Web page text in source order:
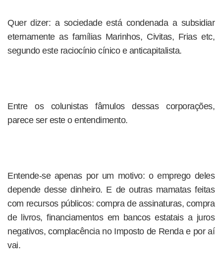
Quer dizer: a sociedade está condenada a subsidiar
eternamente as famílias Marinhos, Civitas, Frias etc,
segundo este raciocínio cínico e anticapitalista.
Entre os colunistas fâmulos dessas corporações,
parece ser este o entendimento.
Entende-se apenas por um motivo: o emprego deles
depende desse dinheiro. E de outras mamatas feitas
com recursos públicos: compra de assinaturas, compra
de livros, financiamentos em bancos estatais a juros
negativos, complacência no Imposto de Renda e por aí
vai.